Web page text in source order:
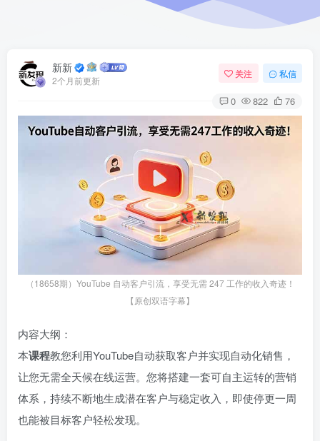
新新
2个月前更新
关注 私信
0 822 76
（18658期）YouTube 自动客户引流，享受无需 247 工作的收入奇迹！
【原创双语字幕】
内容大纲：
本课程教您利用YouTube自动获取客户并实现自动化销售，
让您无需全天候在线运营。您将搭建一套可自主运转的营销
体系，持续不断地生成潜在客户与稳定收入，即使停更一周
也能被目标客户轻松发现。